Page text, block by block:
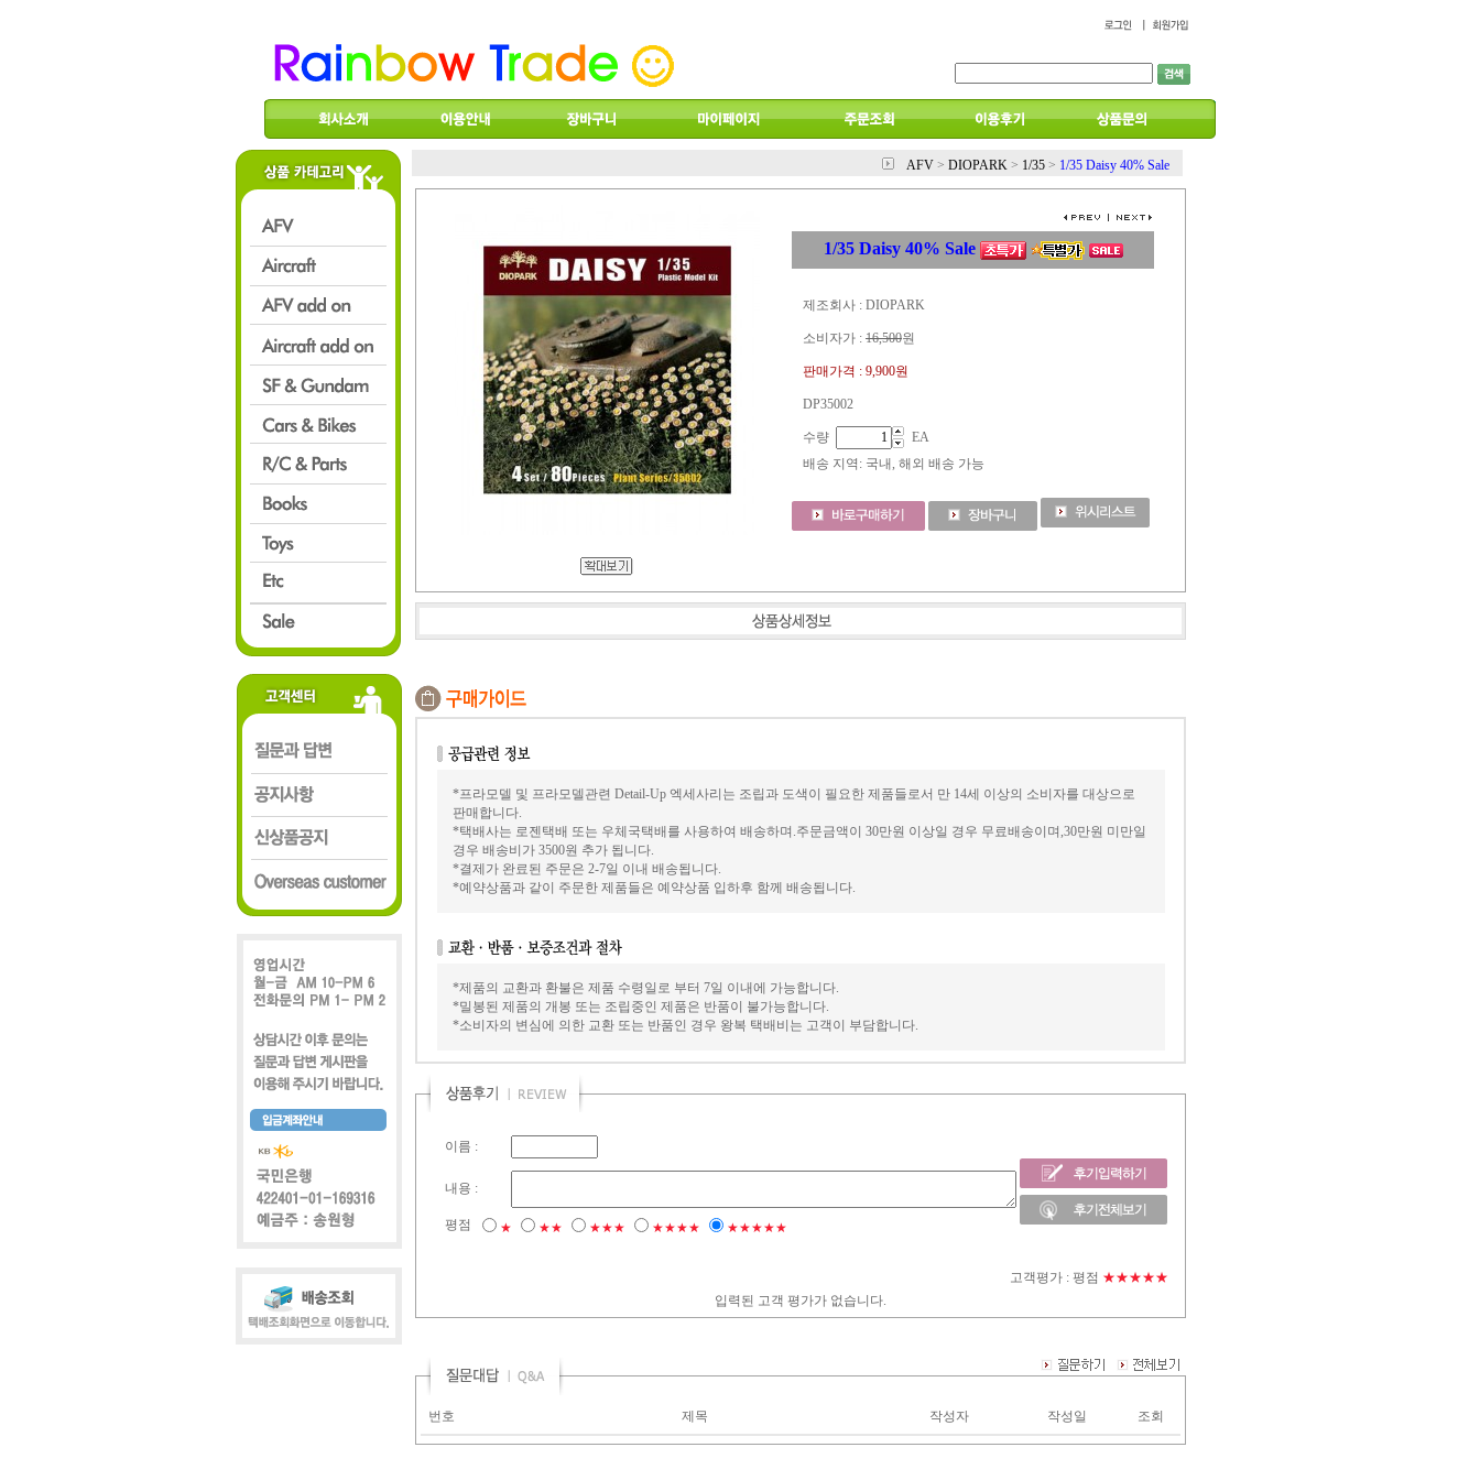
AFV > DIOPARK > 1/35 > 1/35 Daisy 40% Sale
1/35 Daisy 40% Sale
제조회사 : DIOPARK
소비자가 : 16,500원
판매가격 : 9,900원
DP35002
수량
EA
배송 지역 : 국내, 해외 배송 가능
*프라모델 및 프라모델관련 Detail-Up 엑세사리는 조립과 도색이 필요한 제품들로서 만 14세 이상의 소비자를 대상으로
판매합니다.
*택배사는 로젠택배 또는 우체국택배를 사용하여 배송하며.주문금액이 30만원 이상일 경우 무료배송이며,30만원 미만일
경우 배송비가 3500원 추가 됩니다.
*결제가 완료된 주문은 2-7일 이내 배송됩니다.
*예약상품과 같이 주문한 제품들은 예약상품 입하후 함께 배송됩니다.
*제품의 교환과 환불은 제품 수령일로 부터 7일 이내에 가능합니다.
*밀봉된 제품의 개봉 또는 조립중인 제품은 반품이 불가능합니다.
*소비자의 변심에 의한 교환 또는 반품인 경우 왕복 택배비는 고객이 부담합니다.
이름 :
내용 :
평점 ★ ★★ ★★★ ★★★★ ★★★★★
고객평가 : 평점 ★★★★★
입력된 고객 평가가 없습니다.
번호 제목 작성자 작성일 조회